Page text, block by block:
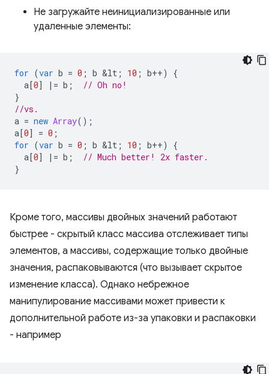
Не загружайте неинициализированные или
удаленные элементы:
for (var b = 0 ; b &lt ; 10 ; b++)
{
a[0] |= b ;
// Oh no!
}
//vs.
a = new Array();
a[0] = 0 ;
for (var b = 0 ; b &lt ; 10 ; b++)
{
a[0] |= b ;
// Much better! 2x faster.
}
Кроме того, массивы двойных значений работают
быстрее - скрытый класс массива отслеживает типы
элементов, а массивы, содержащие только двойные
значения, распаковываются (что вызывает скрытое
изменение класса). Однако небрежное
манипулирование массивами может привести к
дополнительной работе из-за упаковки и распаковки
- например